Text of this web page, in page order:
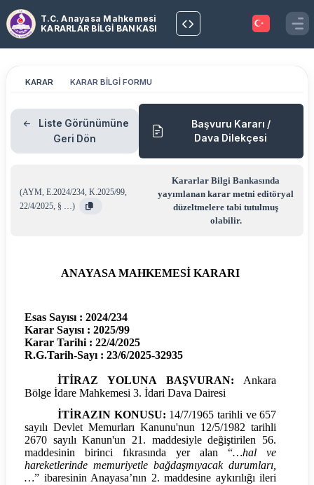
T.C. Anayasa Mahkemesi
KARARLAR BİLGİ BANKASI
KARAR KARAR BİLGİ FORMU
Liste Görünümüne
Geri Dön
Başvuru Kararı /
Dava Dilekçesi
(AYM, E.2024/234, K.2025/99,
22/4/2025, § …)
Kararlar Bilgi Bankasında
yayımlanan karar metni editöryal
düzeltmelere tabi tutulmuş
olabilir.